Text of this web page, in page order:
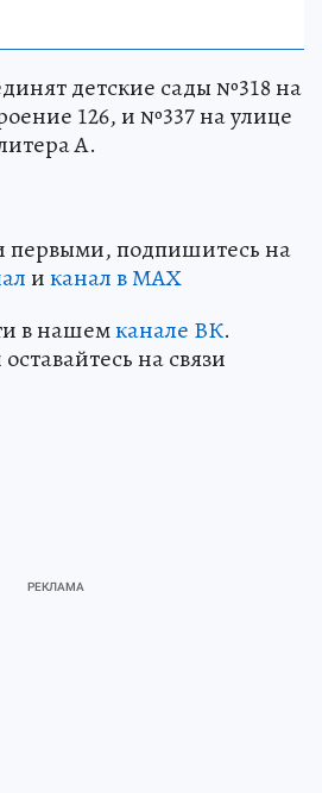
детские сады №318 на
126, и №337 на улице
А.
первыми, подпишитесь на
иканал в МАХ
в нашемканале ВК.
на связи